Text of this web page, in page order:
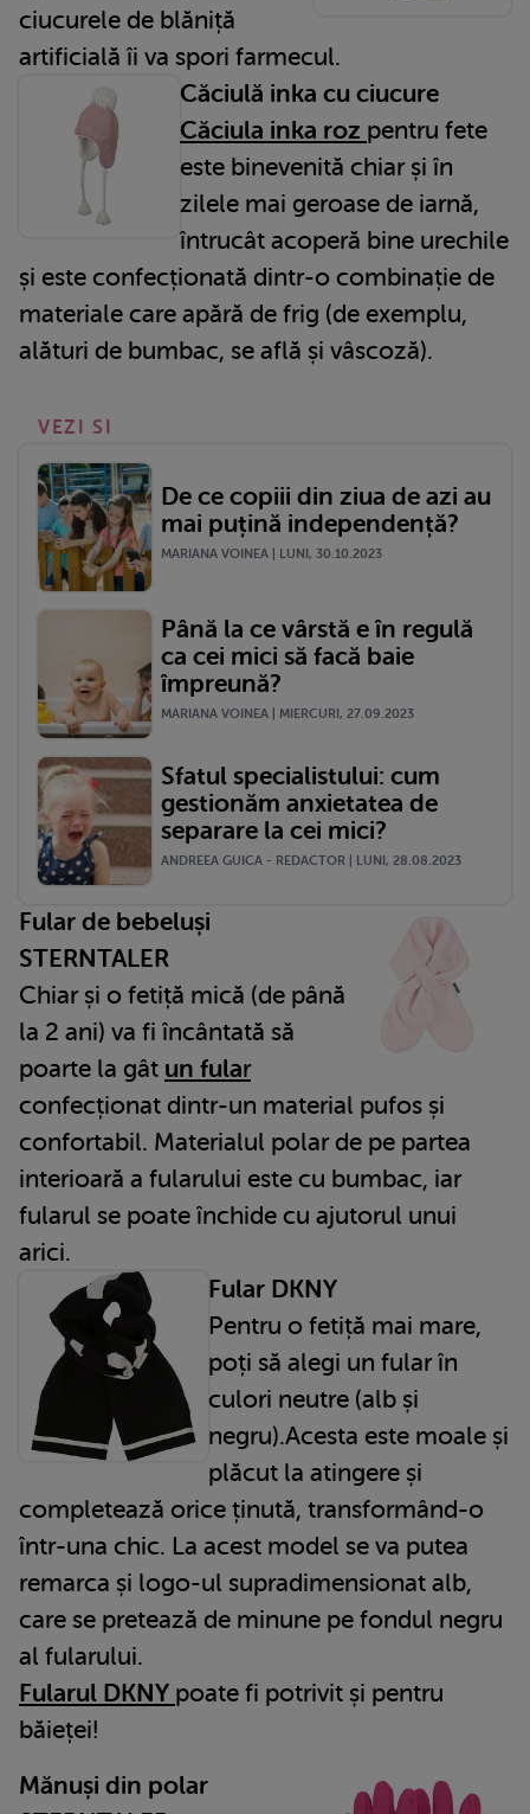
ciucurele de blăniță
artificială îi va spori farmecul.
Căciulă inka cu ciucure
Căciula inka roz pentru fete
este binevenită chiar și în
zilele mai geroase de iarnă,
întrucât acoperă bine urechile
și este confecționată dintr-o combinație de
materiale care apără de frig (de exemplu,
alături de bumbac, se află și vâscoză).
VEZI SI
De ce copiii din ziua de azi au
mai puțină independență?
MARIANA VOINEA | LUNI, 30.10.2023
Până la ce vârstă e în regulă
ca cei mici să facă baie
împreună?
MARIANA VOINEA | MIERCURI, 27.09.2023
Sfatul specialistului: cum
gestionăm anxietatea de
separare la cei mici?
ANDREEA GUICA - REDACTOR | LUNI, 28.08.2023
Fular de bebeluși
STERNTALER
Chiar și o fetiță mică (de până
la 2 ani) va fi încântată să
poarte la gât un fular
confecționat dintr-un material pufos și
confortabil. Materialul polar de pe partea
interioară a fularului este cu bumbac, iar
fularul se poate închide cu ajutorul unui
arici.
Fular DKNY
Pentru o fetiță mai mare,
poți să alegi un fular în
culori neutre (alb și
negru).Acesta este moale și
plăcut la atingere și
completează orice ținută, transformând-o
într-una chic. La acest model se va putea
remarca și logo-ul supradimensionat alb,
care se pretează de minune pe fondul negru
al fularului.
Fularul DKNY poate fi potrivit și pentru
băieței!
Mănuși din polar